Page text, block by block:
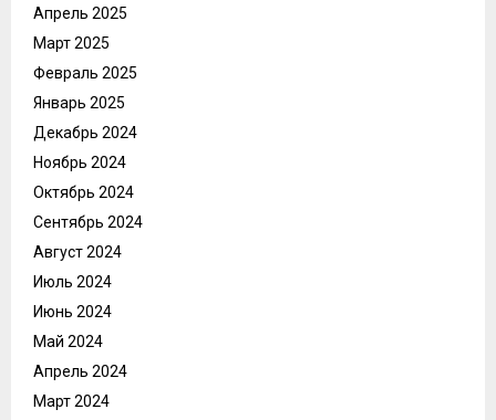
Апрель 2025
Март 2025
Февраль 2025
Январь 2025
Декабрь 2024
Ноябрь 2024
Октябрь 2024
Сентябрь 2024
Август 2024
Июль 2024
Июнь 2024
Май 2024
Апрель 2024
Март 2024